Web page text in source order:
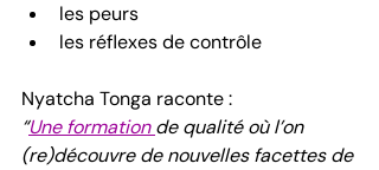
les peurs
les réflexes de contrôle
Nyatcha Tonga raconte :
“Une formation de qualité où l’on
(re)découvre de nouvelles facettes de